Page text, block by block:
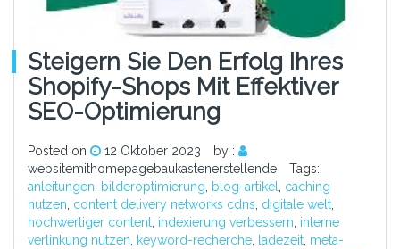
Steigern Sie Den Erfolg Ihres
Shopify-Shops Mit Effektiver
SEO-Optimierung
Posted on 12 Oktober 2023
by :
websitemithomepagebaukastenerstellende
Tags:
anleitungen, bilderoptimierung, blog-artikel, caching
nutzen, content delivery networks cdns, digitale welt,
hochwertiger content, indexierung verbessern, interne
verlinkung nutzen, keyword-recherche, ladezeit, meta-